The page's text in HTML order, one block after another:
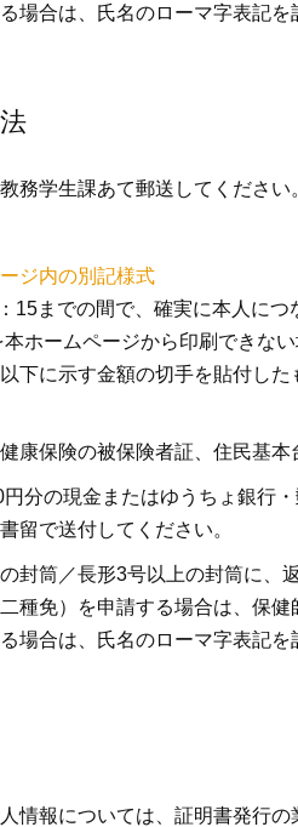
場合は、氏名のローマ字表記を
務学生課あて郵送してくださ
ジ内の別記様式
15までの間で、確実に本人につ
ームページから印刷できな
下に示す金額の切手を貼付し
返送し
康保険の被保険者証、住民基本
分の現金またはゆうちょ銀行
留で送付してください。
封筒／長形3号以上の封筒に
種免）を申請する場合は、保健
場合は、氏名のローマ字表記を
情報については、証明書発行